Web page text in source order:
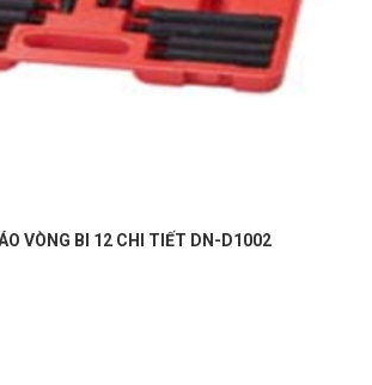
LẮP BÁNH ĐÀ DN-A1087